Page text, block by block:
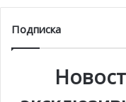
Подписка